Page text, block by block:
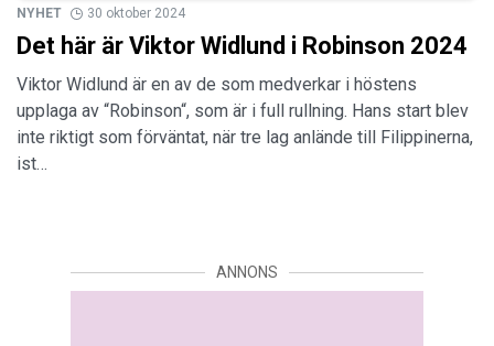
NYHET 30 oktober 2024
Det här är Viktor Widlund i Robinson 2024
Viktor Widlund är en av de som medverkar i höstens
upplaga av “Robinson“, som är i full rullning. Hans start blev
inte riktigt som förväntat, när tre lag anlände till Filippinerna,
ist…
ANNONS